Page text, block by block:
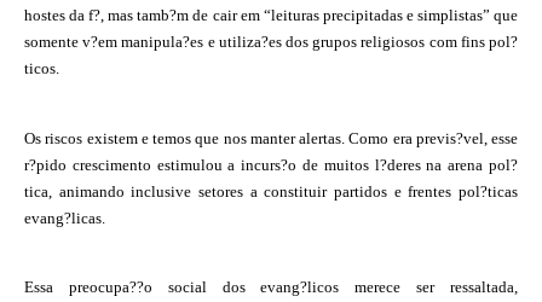
hostes da f?, mas tamb?m de cair em “leituras precipitadas e simplistas” que
somente v?em manipula?es e utiliza?es dos grupos religiosos com fins pol?
ticos.
Os riscos existem e temos que nos manter alertas. Como era previs?vel, esse
r?pido crescimento estimulou a incurs?o de muitos l?deres na arena pol?
tica, animando inclusive setores a constituir partidos e frentes pol?ticas
evang?licas.
Essa preocupa??o social dos evang?licos merece ser ressaltada,